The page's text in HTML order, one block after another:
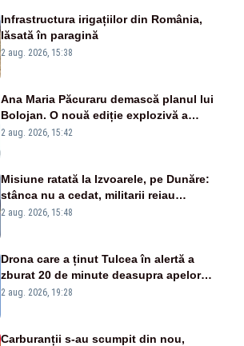
Infrastructura irigațiilor din România,
lăsată în paragină
2 aug. 2026, 15:38
Ana Maria Păcuraru demască planul lui
Bolojan. O nouă ediție explozivă a
emisiunii „Miza Zilei” la Realitatea PLUS
2 aug. 2026, 15:42
Misiune ratată la Izvoarele, pe Dunăre:
stânca nu a cedat, militarii reiau
detonările luni – VIDEO
2 aug. 2026, 15:48
Drona care a ținut Tulcea în alertă a
zburat 20 de minute deasupra apelor
României. Au fost ridicate două F-16
2 aug. 2026, 19:28
Carburanții s-au scumpit din nou,